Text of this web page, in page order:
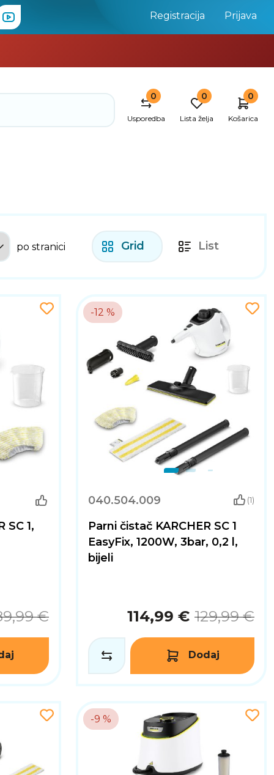
Registracija Prijava
0
Usporedba
0
Lista želja
0
Košarica
po stranici Grid List
SC 1,
€
-12 %
040.504.009 (1)
Parni čistač KARCHER SC 1
EasyFix, 1200W, 3bar, 0,2 l,
bijeli
114,99 € 129,99 €
Dodaj
-9 %